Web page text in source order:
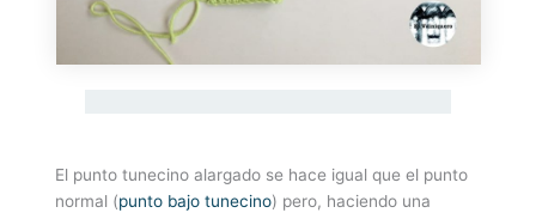
El punto tunecino alargado se hace igual que el punto
normal (punto bajo tunecino) pero, haciendo una